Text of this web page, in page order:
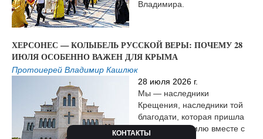
Владимира.
ХЕРСОНЕС — КОЛЫБЕЛЬ РУССКОЙ ВЕРЫ: ПОЧЕМУ 28
ИЮЛЯ ОСОБЕННО ВАЖЕН ДЛЯ КРЫМА
Протоиерей Владимир Кашлюк
28 июля 2026 г.
Мы — наследники
Крещения, наследники той
благодати, которая пришла
на Русскую землю вместе с
КОНТАКТЫ